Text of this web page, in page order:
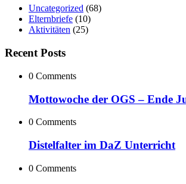
Uncategorized (68)
Elternbriefe (10)
Aktivitäten (25)
Recent Posts
0 Comments
Mottowoche der OGS – Ende
0 Comments
Distelfalter im DaZ Unterricht
0 Comments